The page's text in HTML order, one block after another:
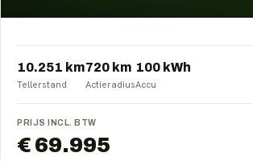
10.251 km
Tellerstand
720 km
Actieradius
100 kWh
Accu
PRIJS INCL. BTW
€ 69.995